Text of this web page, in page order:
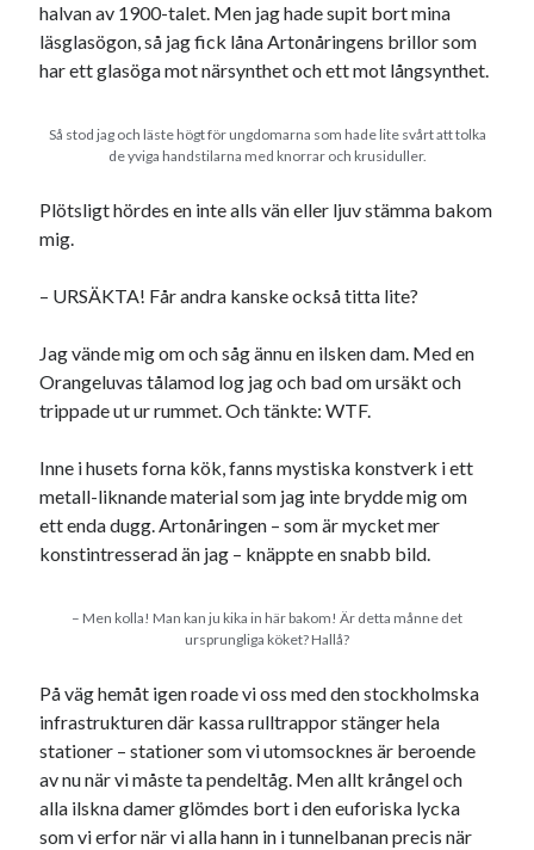
halvan av 1900-talet. Men jag hade supit bort mina
läsglasögon, så jag fick låna Artonåringens brillor som
har ett glasöga mot närsynthet och ett mot långsynthet.
Så stod jag och läste högt för ungdomarna som hade lite svårt att tolka
de yviga handstilarna med knorrar och krusiduller.
Plötsligt hördes en inte alls vän eller ljuv stämma bakom
mig.
– URSÄKTA! Får andra kanske också titta lite?
Jag vände mig om och såg ännu en ilsken dam. Med en
Orangeluvas tålamod log jag och bad om ursäkt och
trippade ut ur rummet. Och tänkte: WTF.
Inne i husets forna kök, fanns mystiska konstverk i ett
metall-liknande material som jag inte brydde mig om
ett enda dugg. Artonåringen – som är mycket mer
konstintresserad än jag – knäppte en snabb bild.
– Men kolla! Man kan ju kika in här bakom! Är detta månne det
ursprungliga köket? Hallå?
På väg hemåt igen roade vi oss med den stockholmska
infrastrukturen där kassa rulltrappor stänger hela
stationer – stationer som vi utomsocknes är beroende
av nu när vi måste ta pendeltåg. Men allt krångel och
alla ilskna damer glömdes bort i den euforiska lycka
som vi erfor när vi alla hann in i tunnelbanan precis när